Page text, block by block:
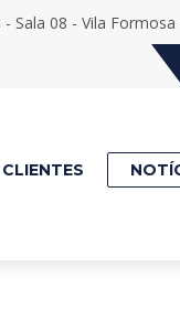
Sala 08 - Vila
CLIENTES